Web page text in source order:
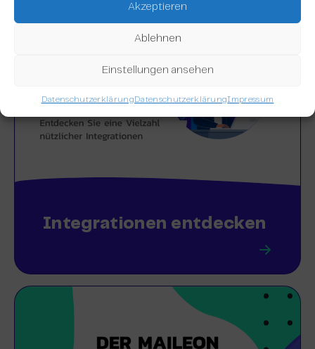
Akzeptieren
Ablehnen
Einstellungen ansehen
DatenschutzerklärungDatenschutzerklärungImpressum
Integrationen entdecken